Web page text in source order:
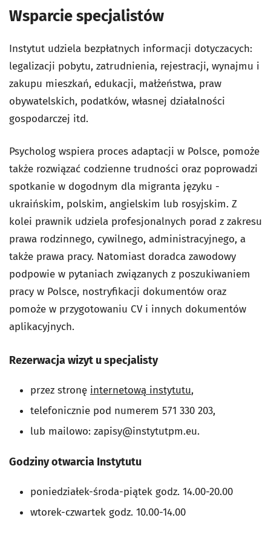
Wsparcie specjalistów
Instytut udziela bezpłatnych informacji dotyczacych:
legalizacji pobytu, zatrudnienia, rejestracji, wynajmu i
zakupu mieszkań, edukacji, małżeństwa, praw
obywatelskich, podatków, własnej działalności
gospodarczej itd.
Psycholog wspiera proces adaptacji w Polsce, pomoże
także rozwiązać codzienne trudności oraz poprowadzi
spotkanie w dogodnym dla migranta języku -
ukraińskim, polskim, angielskim lub rosyjskim. Z
kolei prawnik udziela profesjonalnych porad z zakresu
prawa rodzinnego, cywilnego, administracyjnego, a
także prawa pracy. Natomiast doradca zawodowy
podpowie w pytaniach związanych z poszukiwaniem
pracy w Polsce, nostryfikacji dokumentów oraz
pomoże w przygotowaniu CV i innych dokumentów
aplikacyjnych.
Rezerwacja wizyt u specjalisty
przez stronę internetową instytutu,
telefonicznie pod numerem 571 330 203,
lub mailowo: zapisy@instytutpm.eu.
Godziny otwarcia Instytutu
poniedziałek-środa-piątek godz. 14.00-20.00
wtorek-czwartek godz. 10.00-14.00